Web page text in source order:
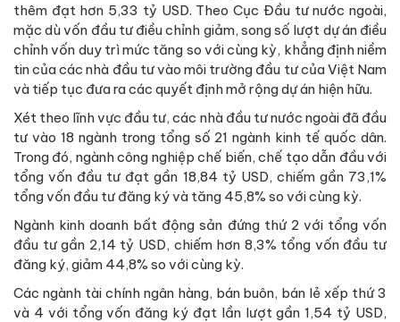
thêm đạt hơn 5,33 tỷ USD. Theo Cục Đầu tư nước ngoài,
mặc dù vốn đầu tư điều chỉnh giảm, song số lượt dự án điều
chỉnh vốn duy trì mức tăng so với cùng kỳ, khẳng định niềm
tin của các nhà đầu tư vào môi trường đầu tư của Việt Nam
và tiếp tục đưa ra các quyết định mở rộng dự án hiện hữu.
Xét theo lĩnh vực đầu tư, các nhà đầu tư nước ngoài đã đầu
tư vào 18 ngành trong tổng số 21 ngành kinh tế quốc dân.
Trong đó, ngành công nghiệp chế biến, chế tạo dẫn đầu với
tổng vốn đầu tư đạt gần 18,84 tỷ USD, chiếm gần 73,1%
tổng vốn đầu tư đăng ký và tăng 45,8% so với cùng kỳ.
Ngành kinh doanh bất động sản đứng thứ 2 với tổng vốn
đầu tư gần 2,14 tỷ USD, chiếm hơn 8,3% tổng vốn đầu tư
đăng ký, giảm 44,8% so với cùng kỳ.
Các ngành tài chính ngân hàng, bán buôn, bán lẻ xếp thứ 3
và 4 với tổng vốn đăng ký đạt lần lượt gần 1,54 tỷ USD,